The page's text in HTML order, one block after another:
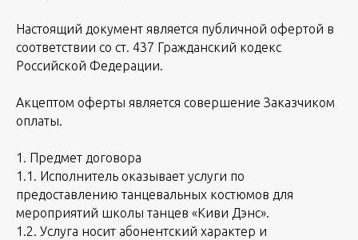
Настоящий документ является публичной офертой в
соответствии со ст. 437 Гражданский кодекс
Российской Федерации.
Акцептом оферты является совершение Заказчиком
оплаты.
1. Предмет договора
1.1. Исполнитель оказывает услуги по
предоставлению танцевальных костюмов для
мероприятий школы танцев «Киви Дэнс».
1.2. Услуга носит абонентский характер и